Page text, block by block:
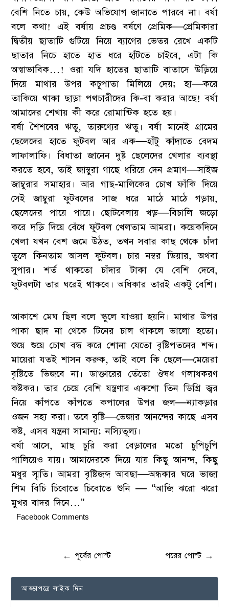
বেশি নিতে চায়, কেউ অভিযোগ জানাতে পারবে না। বর্ষা
বলে কথা! এই বর্ষায় প্রচণ্ড বর্ষণে প্রেমিক—প্রেমিকারা
দ্বিতীয় ছাতাটি গুটিয়ে নিয়ে ব্যাগের ভেতর রেখে একটি
ছাতার নিচে হাতে হাত ধরে হাঁটতে চাইবে, এটা কি
অস্বাভাবিক…! ওরা যদি হাতের ছাতাটি বাতাসে উড়িয়ে
দিয়ে মাথার উপর কচুপাতা মিলিয়ে দেয়; হা—করে
তাকিয়ে থাকা ছাড়া পথচারীদের কি-বা করার আছে! বর্ষা
আমাদের শেখায় কী করে রোমান্টিক হতে হয়।
বর্ষা শৈশবের ঋতু, তারুণ্যের ঋতু। বর্ষা মানেই গ্রামের
ছেলেদের হাতে ফুটবল আর এক—হাঁটু কাঁদাতে বেদম
লাফালাফি। বিধাতা জানেন দুষ্ট ছেলেদের খেলার ব্যবস্থা
করতে হবে, তাই জাম্বুরা গাছে ধরিয়ে দেন প্রমাণ—সাইজ
জাম্বুরার সমাহার। আর গাছ-মালিকের চোখ ফাঁকি দিয়ে
সেই জাম্বুরা ফুটবলের সাজ ধরে মাঠে মাঠে গড়ায়,
ছেলেদের পায়ে পায়ে। ছোটবেলায় খড়—বিচালি জড়ো
করে দড়ি দিয়ে বেঁধে ফুটবল খেলতাম আমরা। কয়েকদিনে
খেলা যখন বেশ জমে উঠত, তখন সবার কাছ থেকে চাঁদা
তুলে কিনতাম আসল ফুটবল। চার নম্বর ডিয়ার, অথবা
সুপার। শর্ত থাকতো চাঁদার টাকা যে বেশি দেবে,
ফুটবলটা তার ঘরেই থাকবে। অধিকার তারই একটু বেশি।
আকাশে মেঘ ছিল বলে স্কুলে যাওয়া হয়নি। মাথার উপর
পাকা ছাদ না থেকে টিনের চাল থাকলে ভালো হতো।
শুয়ে শুয়ে চোখ বন্ধ করে শোনা যেতো বৃষ্টিপতনের শব্দ।
মায়েরা যতই শাসন করুক, তাই বলে কি ছেলে—মেয়েরা
বৃষ্টিতে ভিজবে না। ডাক্তারের তেঁতো ঔষধ গলাধকরণ
কষ্টকর। তার চেয়ে বেশি যন্ত্রণার একশো তিন ডিগ্রি জ্বর
নিয়ে কাঁপতে কাঁপতে কপালের উপর জল—ন্যাকড়ার
ওজন সহ্য করা। তবে বৃষ্টি—ভেজার আনন্দের কাছে এসব
কষ্ট, এসব যন্ত্রনা সামান্য; নস্যিতূল্য।
বর্ষা আসে, মাছ চুরি করা বেড়ালের মতো চুপিচুপি
পালিয়েও যায়। আমাদেরকে দিয়ে যায় কিছু আনন্দ, কিছু
মধুর স্মৃতি। আমরা বৃষ্টিজব্দ আবছা—অন্ধকার ঘরে ভাজা
শিম বিচি চিবোতে চিবোতে শুনি — “আজি ঝরো ঝরো
মুখর বাদর দিনে…”
Facebook Comments
← পূর্বের পোস্ট পরের পোস্ট →
আড্ডাপত্রে লাইক দিন